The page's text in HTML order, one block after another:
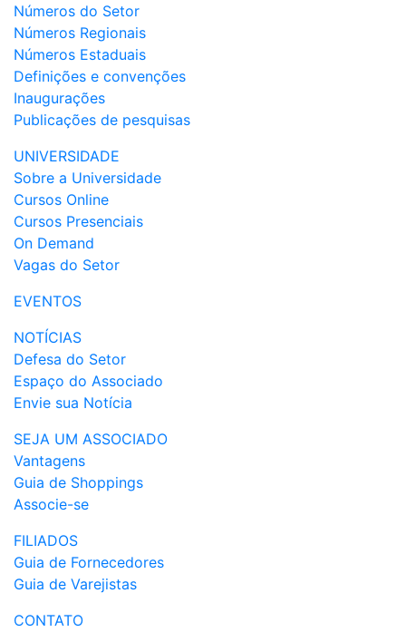
Números do Setor
Números Regionais
Números Estaduais
Definições e convenções
Inaugurações
Publicações de pesquisas
UNIVERSIDADE
Sobre a Universidade
Cursos Online
Cursos Presenciais
On Demand
Vagas do Setor
EVENTOS
NOTÍCIAS
Defesa do Setor
Espaço do Associado
Envie sua Notícia
SEJA UM ASSOCIADO
Vantagens
Guia de Shoppings
Associe-se
FILIADOS
Guia de Fornecedores
Guia de Varejistas
CONTATO